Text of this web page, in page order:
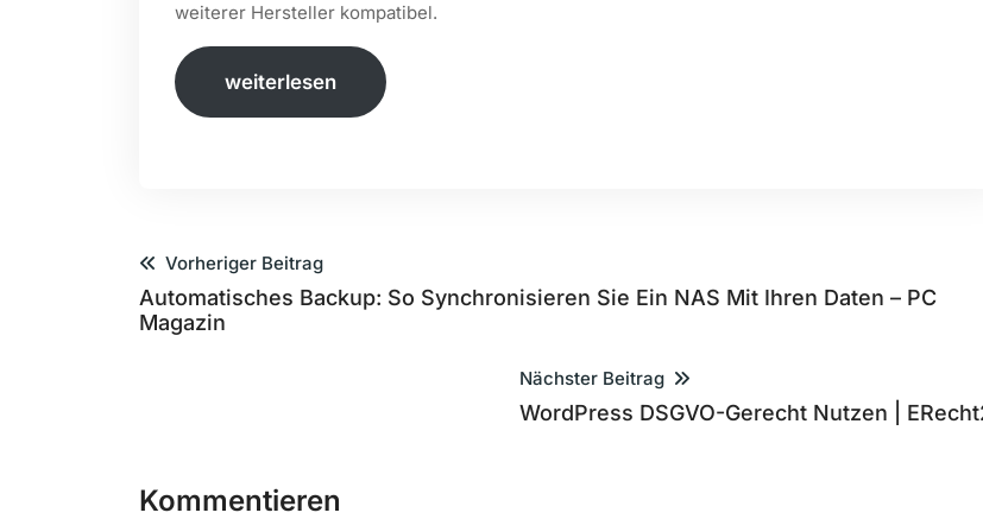
weiterer Hersteller kompatibel.
weiterlesen
Vorheriger Beitrag
Automatisches Backup: So Synchronisieren Sie Ein NAS Mit Ihren Daten – PC
Magazin
Nächster Beitrag
WordPress DSGVO-Gerecht Nutzen |
Kommentieren